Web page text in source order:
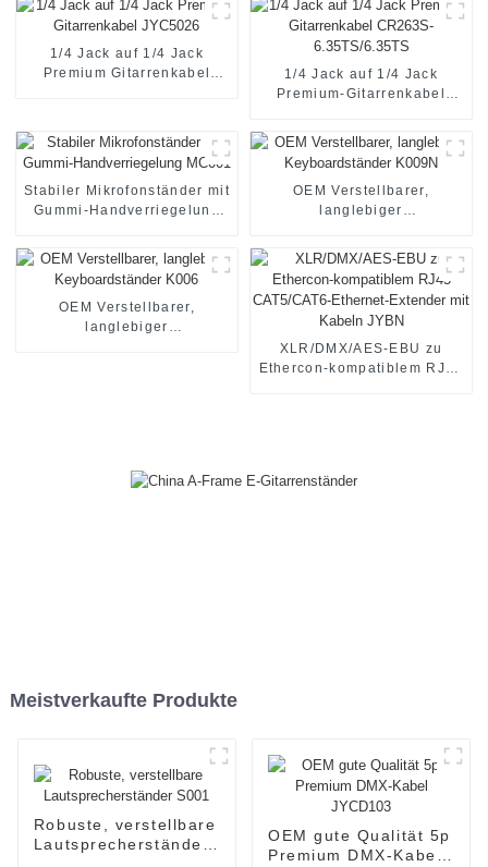
1/4 Jack auf 1/4 Jack
Premium Gitarrenkabel
1/4 Jack auf 1/4 Jack
Premium-Gitarrenkabel
Stabiler Mikrofonständer mit
Gummi-Handverriegelung
OEM Verstellbarer,
langlebiger
OEM Verstellbarer,
langlebiger
XLR/DMX/AES-EBU zu
Ethercon-kompatiblem RJ45
Meistverkaufte Produkte
Robuste, verstellbare
Lautsprecherständer
OEM gute Qualität 5p
Premium DMX-Kabel